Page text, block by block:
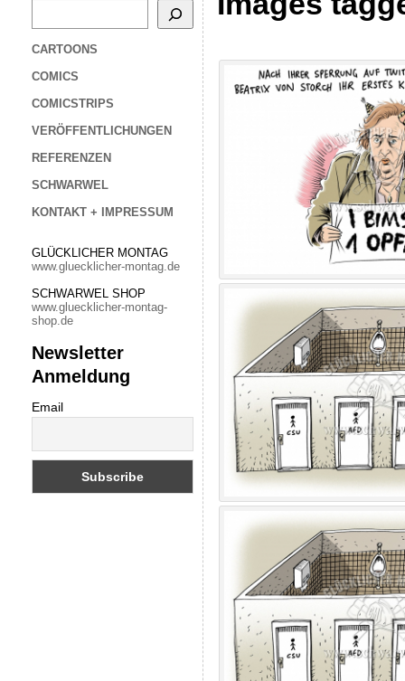
CARTOONS
COMICS
COMICSTRIPS
VERÖFFENTLICHUNGEN
REFERENZEN
SCHWARWEL
KONTAKT + IMPRESSUM
GLÜCKLICHER MONTAG
www.gluecklicher-montag.de
SCHWARWEL SHOP
www.gluecklicher-montag-
shop.de
Newsletter
Anmeldung
Email